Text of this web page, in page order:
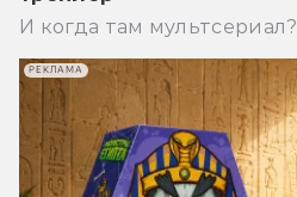
И когда там мультсериал?
РЕКЛАМА